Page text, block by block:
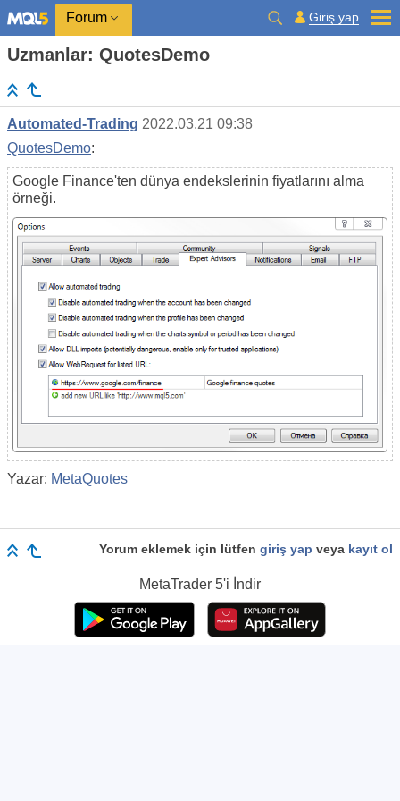
Forum Giriş yap
Uzmanlar: QuotesDemo
Automated-Trading 2022.03.21 09:38
QuotesDemo:
Google Finance'ten dünya endekslerinin fiyatlarını alma
örneği.
Yazar: MetaQuotes
Yorum eklemek için lütfen giriş yap veya kayıt ol
MetaTrader 5'i İndir